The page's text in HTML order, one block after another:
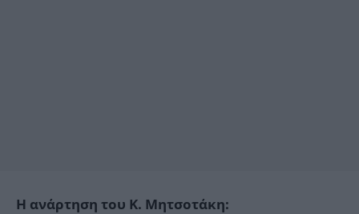
Η ανάρτηση του Κ. Μητσοτάκη: